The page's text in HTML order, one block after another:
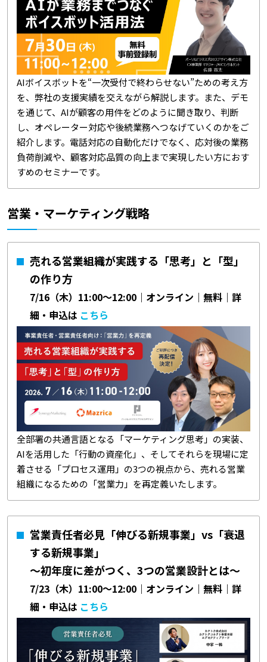
AIボイスボットを“一次受付で終わらせない”ための考え方
を、弊社の支援実績を交えながら解説します。また、デモ
を通じて、AIが顧客の用件をどのように聞き取り、判断
し、オペレーター対応や後続業務へつなげていくのかをご
紹介します。電話対応の自動化だけでなく、応対後の業務
負荷削減や、顧客対応品質の向上まで実現したい方におす
すめのセミナーです。
営業・マーケティング戦略
売れる営業組織が実践する「思考」と「型」
の作り方
7/16（木）11:00～12:00｜オンライン｜無料｜詳
細・申込は こちら
全部署の共通言語となる「マーケティング思考」の実装、
AIを活用した「行動の資産化」、そしてそれらを現場に定
着させる「プロセス運用」の3つの視点から、売れる営業
組織になるための「営業力」を再定義いたします。
営業責任者必見「伸びる新規事業」vs「衰退
する新規事業」
〜初年度に差がつく、3つの営業設計とは〜
7/23（木）11:00～12:00｜オンライン｜無料｜詳
細・申込は こちら